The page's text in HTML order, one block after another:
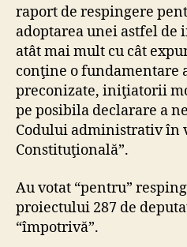
raport de respingere
adoptarea unei astfel
atât mai mult cu cât
conţine o fundamentare
preconizate, iniţiatorii
pe posibila declarare a
Codului administrativ în
Constituţională”.
Au votat “pentru”
proiectului 287 de
“împotrivă”.